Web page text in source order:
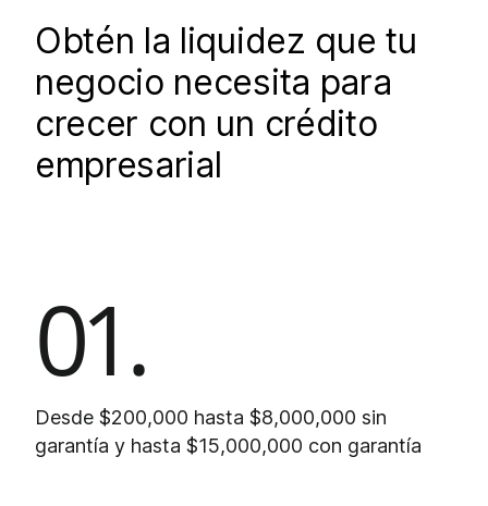
Obtén la liquidez que tu
negocio necesita para
crecer con un crédito
empresarial
01.
Desde $200,000 hasta $8,000,000 sin
garantía y hasta $15,000,000 con garantía